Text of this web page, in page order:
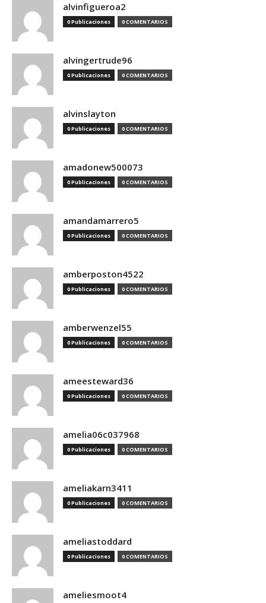
alvinfigueroa2
0 Publicaciones 0 COMENTARIOS
alvingertrude96
0 Publicaciones 0 COMENTARIOS
alvinslayton
0 Publicaciones 0 COMENTARIOS
amadonew500073
0 Publicaciones 0 COMENTARIOS
amandamarrero5
0 Publicaciones 0 COMENTARIOS
amberposton4522
0 Publicaciones 0 COMENTARIOS
amberwenzel55
0 Publicaciones 0 COMENTARIOS
ameesteward36
0 Publicaciones 0 COMENTARIOS
amelia06c037968
0 Publicaciones 0 COMENTARIOS
ameliakarn3411
0 Publicaciones 0 COMENTARIOS
ameliastoddard
0 Publicaciones 0 COMENTARIOS
ameliesmoot4